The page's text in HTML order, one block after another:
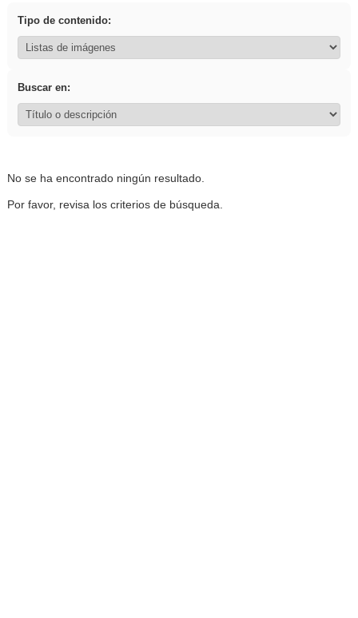
Tipo de contenido:
Buscar en:
No se ha encontrado ningún resultado.
Por favor, revisa los criterios de búsqueda.